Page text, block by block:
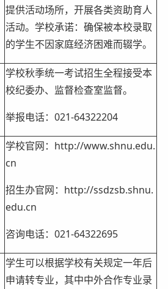
提供活动场所，开展各类资助育人
活动。学校承诺：确保被本校录取
的学生不因家庭经济困难而辍学。
学校秋季统一考试招生全程接受本
校纪委办、监督检查室监督。
举报电话：021-64322204
学校官网：http://www.shnu.edu.
cn
招生办官网：http://ssdzsb.shnu.
edu.cn
咨询电话：021-64322695
学生可以根据学校有关规定一年后
申请转专业，其中中外合作专业录